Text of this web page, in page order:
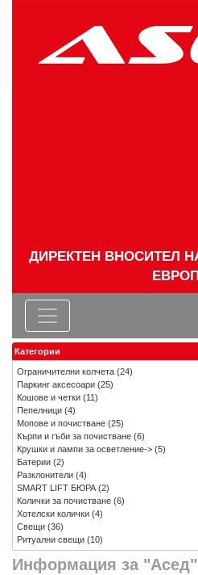
ДИРЕКТЕН ВНОСИТЕЛ
Информация за
Категории
Ограничителни колчета (24)
Паркинг аксесоари (25)
Кошове и четки (11)
Пепелници (4)
Мопове и почистване (25)
Кърпи и гъби за почистване (6)
Крушки и лампи за осветление-> (5)
Батерии (2)
Разклонители (4)
SMART LIFT БЮРА(2)
Колички за почистване (6)
Хотелски колички (4)
Свещи (36)
Ритуални свещи (10)